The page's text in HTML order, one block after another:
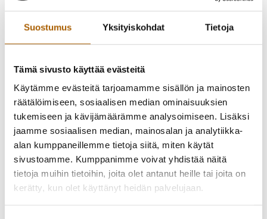
Suostumus Yksityiskohdat Tietoja
Tämä sivusto käyttää evästeitä
Käytämme evästeitä tarjoamamme sisällön ja mainosten
räätälöimiseen, sosiaalisen median ominaisuuksien
tukemiseen ja kävijämäärämme analysoimiseen. Lisäksi
jaamme sosiaalisen median, mainosalan ja analytiikka-
alan kumppaneillemme tietoja siitä, miten käytät
sivustoamme. Kumppanimme voivat yhdistää näitä
tietoja muihin tietoihin, joita olet antanut heille tai joita on
kerätty, kun olet käyttänyt heidän palvelujaan.